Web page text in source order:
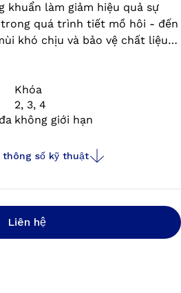
khuẩn làm giảm hiệu quả sự
quá trình tiết mồ hôi - đến
khó chịu và bảo vệ chất liệu
dính tốt và ổn định - lý tưởng
nhiều mô mềm.
Khóa
2, 3, 4
không giới hạn
thông số kỹ thuật
Liên hệ